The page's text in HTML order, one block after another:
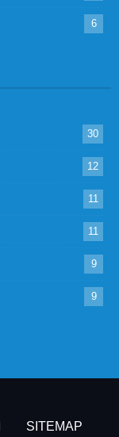
6
30
12
11
11
9
9
SITEMAP